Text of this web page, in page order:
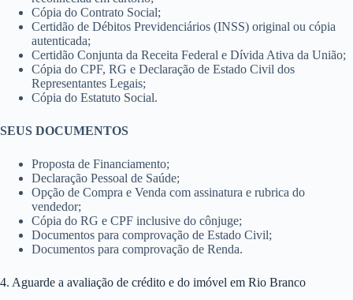
Cópia do Contrato Social;
Certidão de Débitos Previdenciários (INSS) original ou cópia
autenticada;
Certidão Conjunta da Receita Federal e Dívida Ativa da União;
Cópia do CPF, RG e Declaração de Estado Civil dos
Representantes Legais;
Cópia do Estatuto Social.
SEUS DOCUMENTOS
Proposta de Financiamento;
Declaração Pessoal de Saúde;
Opção de Compra e Venda com assinatura e rubrica do
vendedor;
Cópia do RG e CPF inclusive do cônjuge;
Documentos para comprovação de Estado Civil;
Documentos para comprovação de Renda.
4. Aguarde a avaliação de crédito e do imóvel em Rio Branco